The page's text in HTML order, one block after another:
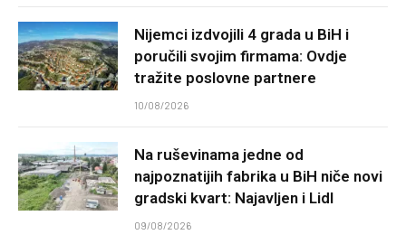
Nijemci izdvojili 4 grada u BiH i
poručili svojim firmama: Ovdje
tražite poslovne partnere
10/08/2026
Na ruševinama jedne od
najpoznatijih fabrika u BiH niče novi
gradski kvart: Najavljen i Lidl
09/08/2026